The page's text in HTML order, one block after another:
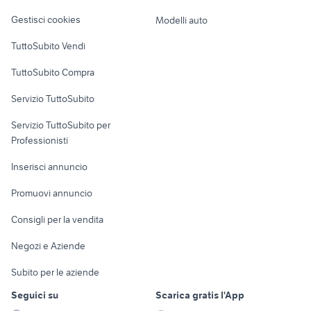
Informatica
Console e
Fotografia
Telefonia
Biciclette
Gestisci cookies
TuttoSubito Vendi
TuttoSubito Compra
Servizio TuttoSubito
Servizio TuttoSubito per
Professionisti
Inserisci annuncio
Promuovi annuncio
Consigli per la vendita
Negozi e Aziende
Subito per le aziende
Modelli auto
Seguici su
Scarica gratis l'App